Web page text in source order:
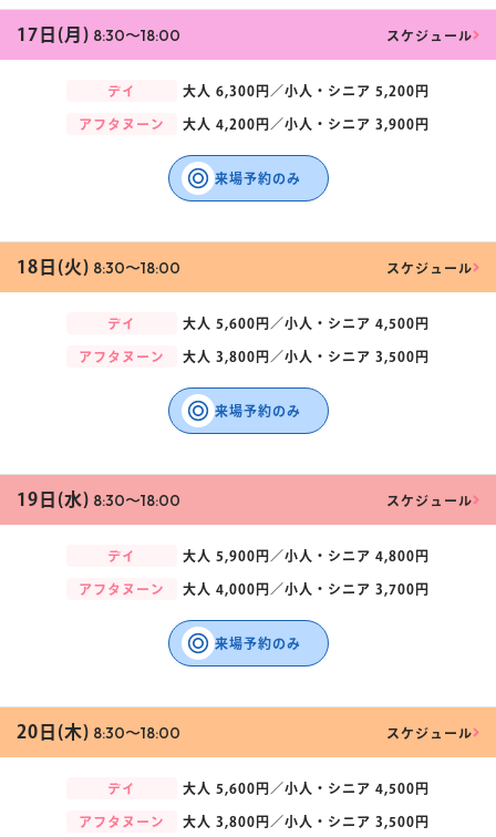
17日(月) 8:30〜18:00 スケジュール
デイ 大人 6,300円／小人・シニア 5,200円
アフタヌーン 大人 4,200円／小人・シニア 3,900円
来場予約のみ
18日(火) 8:30〜18:00 スケジュール
デイ 大人 5,600円／小人・シニア 4,500円
アフタヌーン 大人 3,800円／小人・シニア 3,500円
来場予約のみ
19日(水) 8:30〜18:00 スケジュール
デイ 大人 5,900円／小人・シニア 4,800円
アフタヌーン 大人 4,000円／小人・シニア 3,700円
来場予約のみ
20日(木) 8:30〜18:00 スケジュール
デイ 大人 5,600円／小人・シニア 4,500円
アフタヌーン 大人 3,800円／小人・シニア 3,500円